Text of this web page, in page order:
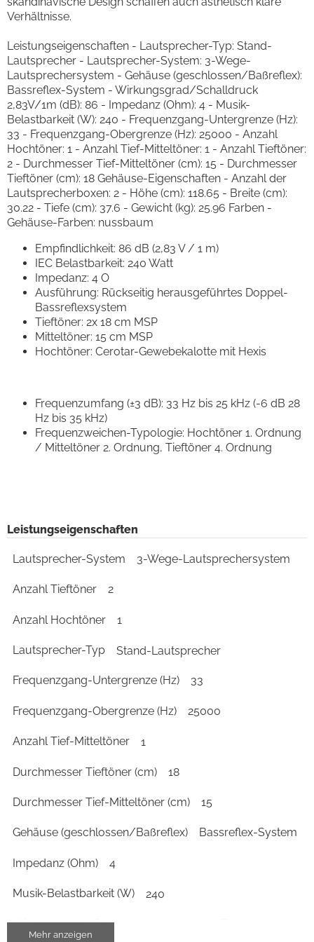
Verhältnisse.
Leistungseigenschaften - Lautsprecher-Typ: Stand-
Lautsprecher - Lautsprecher-System: 3-Wege-
Lautsprechersystem - Gehäuse (geschlossen/Baßreflex):
Bassreflex-System - Wirkungsgrad/Schalldruck
2,83V/1m (dB): 86 - Impedanz (Ohm): 4 - Musik-
Belastbarkeit (W): 240 - Frequenzgang-Untergrenze (Hz):
33 - Frequenzgang-Obergrenze (Hz): 25000 - Anzahl
Hochtöner: 1 - Anzahl Tief-Mitteltöner: 1 - Anzahl Tieftöner:
2 - Durchmesser Tief-Mitteltöner (cm): 15 - Durchmesser
Tieftöner (cm): 18 Gehäuse-Eigenschaften - Anzahl der
Lautsprecherboxen: 2 - Höhe (cm): 118.65 - Breite (cm):
30.22 - Tiefe (cm): 37.6 - Gewicht (kg): 25.96 Farben -
Gehäuse-Farben: nussbaum
Empfindlichkeit: 86 dB (2,83 V / 1 m)
IEC Belastbarkeit: 240 Watt
Impedanz: 4 O
Ausführung: Rückseitig herausgeführtes Doppel-
Bassreflexsystem
Tieftöner: 2x 18 cm MSP
Mitteltöner: 15 cm MSP
Hochtöner: Cerotar-Gewebekalotte mit Hexis
Frequenzumfang (±3 dB): 33 Hz bis 25 kHz (-6 dB 28
Hz bis 35 kHz)
Frequenzweichen-Typologie: Hochtöner 1. Ordnung
/ Mitteltöner 2. Ordnung, Tieftöner 4. Ordnung
Leistungseigenschaften
Lautsprecher-System 3-Wege-Lautsprechersystem
Anzahl Tieftöner 2
Anzahl Hochtöner 1
Lautsprecher-Typ Stand-Lautsprecher
Frequenzgang-Untergrenze (Hz) 33
Frequenzgang-Obergrenze (Hz) 25000
Anzahl Tief-Mitteltöner 1
Durchmesser Tieftöner (cm) 18
Durchmesser Tief-Mitteltöner (cm) 15
Gehäuse (geschlossen/Baßreflex) Bassreflex-System
Impedanz (Ohm) 4
Musik-Belastbarkeit (W) 240
Wirkungsgrad/Schalldruck 2,83V/1m (dB)
Mehr anzeigen